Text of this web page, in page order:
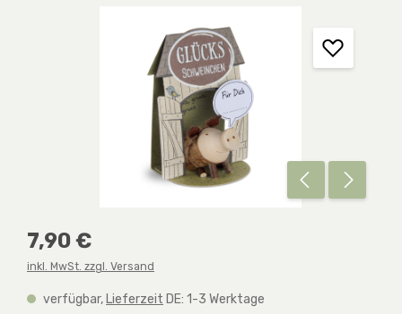
Regulärer Preis:
7,90 €
inkl. MwSt. zzgl. Versand
verfügbar, Lieferzeit DE: 1-3 Werktage